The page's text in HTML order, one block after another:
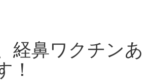
経鼻ワクチンあ
！